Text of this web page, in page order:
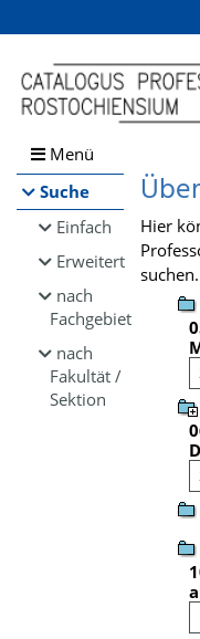
Browsen
direkt zum Inhalt
Menü
Suche
Einfach
Erweitert
nach
Fachgebiet
nach
Fakultät /
Sektion
Hier
suchen.